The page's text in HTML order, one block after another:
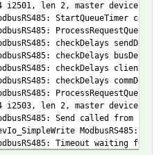
FL32
%.2f
1
ReactivePowerLges
FL32
%.2f
1
ApparentPowerL1
FL32
%.2f
1
ApparentPowerL2
len 2, master device
StartQueueTimer
checkDelays
checkDelays
checkDelays
checkDelays
len 2, master device
Send called from
ModbusRS485:
Timeout waiting for